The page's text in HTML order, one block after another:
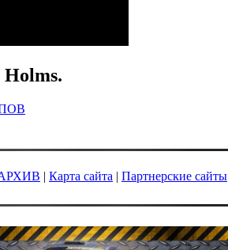
| Карта сайта | Партнерские сайты